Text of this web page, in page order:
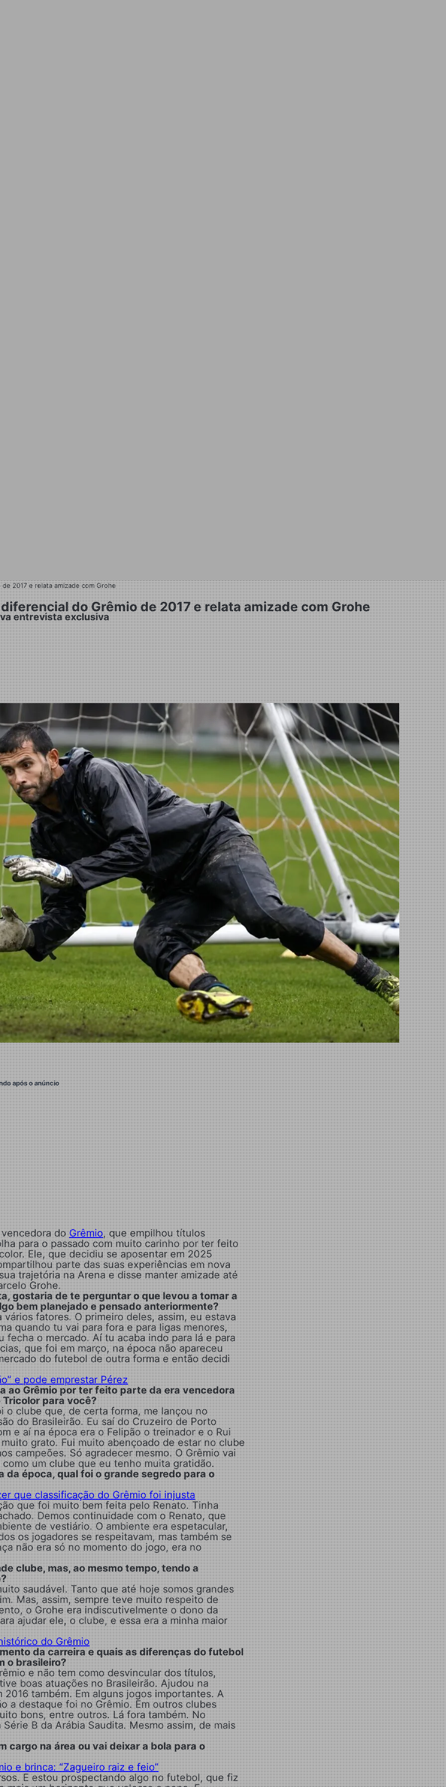
2017 e relata amizade com Grohe
do Grêmio de 2017 e relata amizade com Grohe
entrevista exclusiva
após o anúncio
vencedora doGrêmio, que empilhou títulos
para o passado com muito carinho por ter feito
Ele, que decidiu se aposentar em 2025
parte das suas experiências em nova
trajetória na Arena e disse manter amizade até
Grohe.
gostaria de te perguntar o que levou a tomar a
bem planejado e pensado anteriormente?
fatores. O primeiro deles, assim, eu estava
quando tu vai para fora e para ligas menores,
o mercado. Aí tu acaba indo para lá e para
que foi em março, na época não apareceu
do futebol de outra forma e então decidi
e pode emprestar Pérez
ao Grêmio por ter feito parte da era vencedora
para você?
o clube que, de certa forma, me lançou no
do Brasileirão. Eu saí do Cruzeiro de Porto
e aí na época era o Felipão o treinador e o Rui
grato. Fui muito abençoado de estar no clube
campeões. Só agradecer mesmo. O Grêmio vai
um clube que eu tenho muita gratidão.
da época, qual foi o grande segredo para o
que classificação do Grêmio foi injusta
que foi muito bem feita pelo Renato. Tinha
Demos continuidade com o Renato, que
de vestiário. O ambiente era espetacular,
os jogadores se respeitavam, mas também se
não era só no momento do jogo, era no
clube, mas, ao mesmo tempo, tendo a
saudável. Tanto que até hoje somos grandes
Mas, assim, sempre teve muito respeito de
o Grohe era indiscutivelmente o dono da
ajudar ele, o clube, e essa era a minha maior
do Grêmio
da carreira e quais as diferenças do futebol
o brasileiro?
e não tem como desvincular dos títulos,
boas atuações no Brasileirão. Ajudou na
também. Em alguns jogos importantes. A
a destaque foi no Grêmio. Em outros clubes
bons, entre outros. Lá fora também. No
B da Arábia Saudita. Mesmo assim, de mais
cargo na área ou vai deixar a bola para o
e brinca: “Zagueiro raiz e feio”
E estou prospectando algo no futebol, que fiz